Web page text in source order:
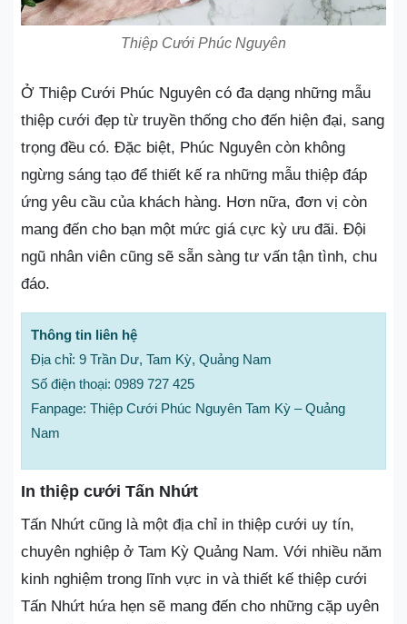
Thiệp Cưới Phúc Nguyên
Ở Thiệp Cưới Phúc Nguyên có đa dạng những mẫu
thiệp cưới đẹp từ truyền thống cho đến hiện đại, sang
trọng đều có. Đặc biệt, Phúc Nguyên còn không
ngừng sáng tạo để thiết kế ra những mẫu thiệp đáp
ứng yêu cầu của khách hàng. Hơn nữa, đơn vị còn
mang đến cho bạn một mức giá cực kỳ ưu đãi. Đội
ngũ nhân viên cũng sẽ sẵn sàng tư vấn tận tình, chu
đáo.
Thông tin liên hệ
Địa chỉ: 9 Trần Dư, Tam Kỳ, Quảng Nam
Số điện thoại: 0989 727 425
Fanpage: Thiệp Cưới Phúc Nguyên Tam Kỳ – Quảng
Nam
In thiệp cưới Tấn Nhứt
Tấn Nhứt cũng là một địa chỉ in thiệp cưới uy tín,
chuyên nghiệp ở Tam Kỳ Quảng Nam. Với nhiều năm
kinh nghiệm trong lĩnh vực in và thiết kế thiệp cưới
Tấn Nhứt hứa hẹn sẽ mang đến cho những cặp uyên